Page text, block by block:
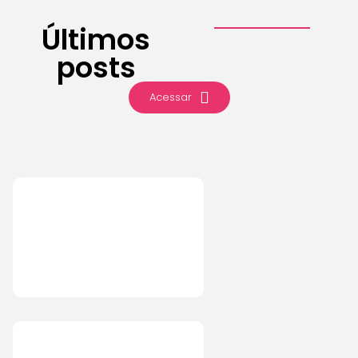
Últimos
posts
Acessar